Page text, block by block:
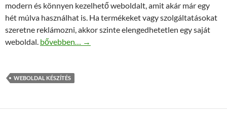
modern és könnyen kezelhető weboldalt, amit akár már egy
hét múlva használhat is. Ha termékeket vagy szolgáltatásokat
szeretne reklámozni, akkor szinte elengedhetetlen egy saját
weboldal. Honlapdiszkont – weboldal készítés
bővebben… →
WEBOLDAL KÉSZÍTÉS